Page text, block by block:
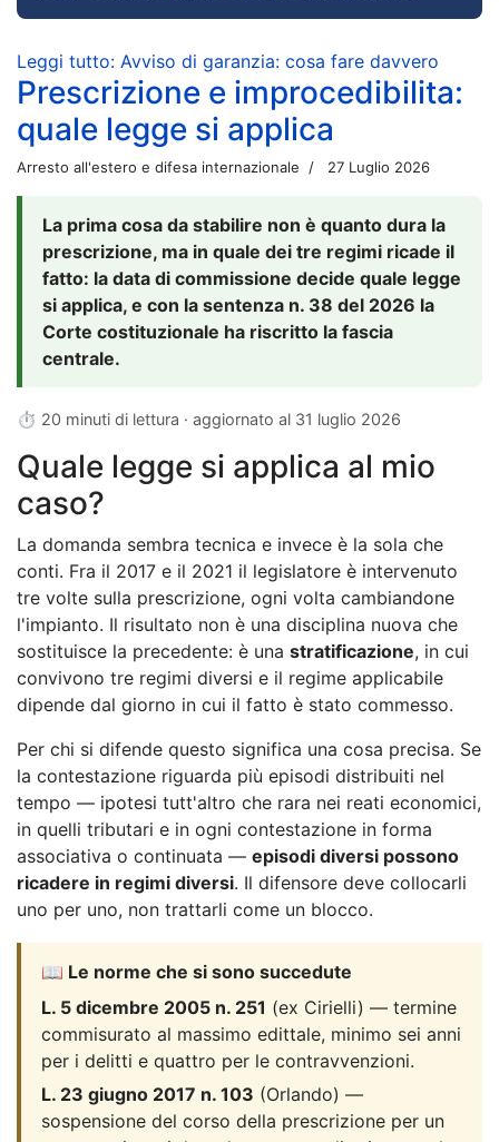
Leggi tutto: Avviso di garanzia: cosa fare davvero
Prescrizione e improcedibilita:
quale legge si applica
Arresto all'estero e difesa internazionale 27 Luglio 2026
La prima cosa da stabilire non è quanto dura la
prescrizione, ma in quale dei tre regimi ricade il
fatto: la data di commissione decide quale legge
si applica, e con la sentenza n. 38 del 2026 la
Corte costituzionale ha riscritto la fascia
centrale.
⏱ 20 minuti di lettura · aggiornato al 31 luglio 2026
Quale legge si applica al mio
caso?
La domanda sembra tecnica e invece è la sola che
conti. Fra il 2017 e il 2021 il legislatore è intervenuto
tre volte sulla prescrizione, ogni volta cambiandone
l'impianto. Il risultato non è una disciplina nuova che
sostituisce la precedente: è una stratificazione, in cui
convivono tre regimi diversi e il regime applicabile
dipende dal giorno in cui il fatto è stato commesso.
Per chi si difende questo significa una cosa precisa. Se
la contestazione riguarda più episodi distribuiti nel
tempo — ipotesi tutt'altro che rara nei reati economici,
in quelli tributari e in ogni contestazione in forma
associativa o continuata — episodi diversi possono
ricadere in regimi diversi. Il difensore deve collocarli
uno per uno, non trattarli come un blocco.
📖 Le norme che si sono succedute
L. 5 dicembre 2005 n. 251 (ex Cirielli) — termine
commisurato al massimo edittale, minimo sei anni
per i delitti e quattro per le contravvenzioni.
L. 23 giugno 2017 n. 103 (Orlando) —
sospensione del corso della prescrizione per un